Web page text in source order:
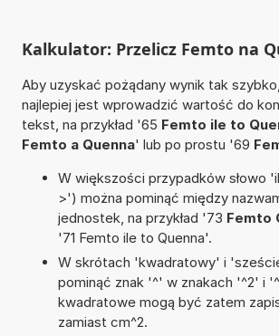
Kalkulator: Przelicz Femto na
Aby uzyskać pożądany wynik tak
najlepiej jest wprowadzić wartość do
tekst, na przykład '65 Femto ile to
Femto a Quenna' lub po prostu '69
W większości przypadków
>') można pominąć między
jednostek, na przykład '73 Femto
'71 Femto ile to Quenna'.
W skrótach 'kwadratowy' i
pominąć znak '^' w znakach '^2' i
kwadratowe mogą być zatem
zamiast cm^2.